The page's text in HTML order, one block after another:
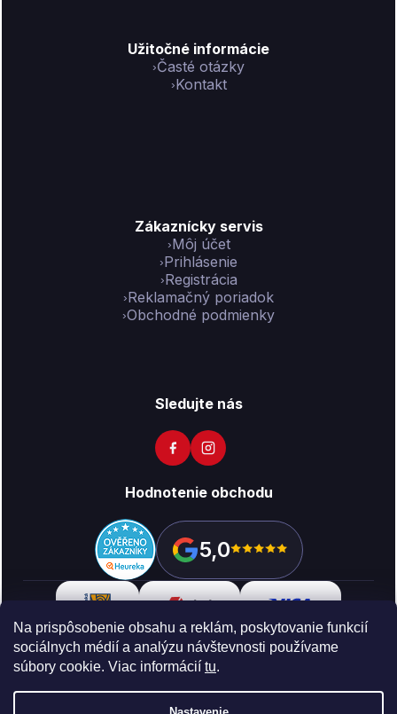
Na prispôsobenie obsahu a reklám, poskytovanie funkcií
sociálnych médií a analýzu návštevnosti používame
súbory cookie. Viac informácií tu.
Užitočné informácie
Časté otázky
Kontakt
Zákaznícky servis
Môj účet
Prihlásenie
Registrácia
Reklamačný poriadok
Obchodné podmienky
Sledujte nás
Hodnotenie obchodu
5,0
Copyright 2026Vikon. Všetky práva vyhradené.Upraviť
nastavenie cookies